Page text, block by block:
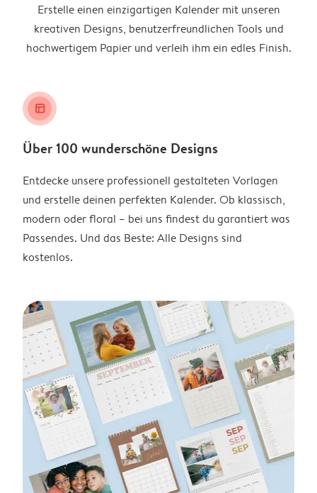
Erstelle einen einzigartigen Kalender mit unseren
kreativen Designs, benutzerfreundlichen Tools und
hochwertigem Papier und verleih ihm ein edles Finish.
layout_alt
Über 100 wunderschöne Designs
Entdecke unsere professionell gestalteten Vorlagen
und erstelle deinen perfekten Kalender. Ob klassisch,
modern oder floral – bei uns findest du garantiert was
Passendes. Und das Beste: Alle Designs sind
kostenlos.